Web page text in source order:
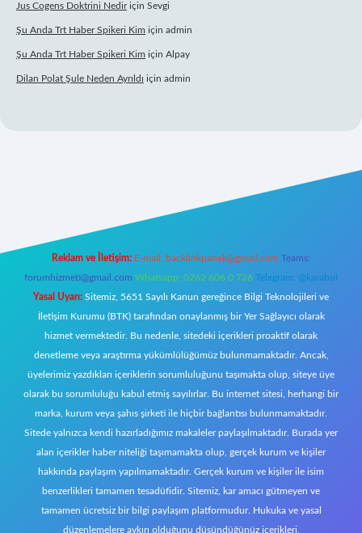
Jus Cogens Doktrini Nediriçin Sevgi
Şu Anda Trt Haber Spikeri Kim için admin
Şu Anda Trt Haber Spikeri Kim için Alpay
Dilan Polat Şule Neden Ayrıldı için admin
Reklam ve İletişim: E-mail: backlinkpaneli@gmail.com Teams:
forumhizmeti@gmail.com Whatsapp: 0262 606 0 726 Telegram: @karabul
Yasal Uyarı: Sitemiz, 5651 Sayılı Kanun gereğince Bilgi Teknolojileri ve
İletişim Kurumu (BTK) tarafından onaylanmış bir Yer Sağlayıcı olarak
hizmet vermektedir. Bu nedenle, sitedeki içerikleri proaktif olarak
denetleme veya araştırma yükümlülüğümüz bulunmamaktadır. Ancak,
üyelerimiz yazdıkları içeriklerin sorumluluğunu taşımakta olup, siteye üye
olarak bu sorumluluğu kabul etmiş sayılırlar. Bu internet sitesi, herhangi bir
marka, kurum veya şahıs şirketi ile hiçbir bağlantısı bulunmamaktadır.
Sitede yalnızca kendi hazırladığımız makaleler paylaşılmaktadır. Burada yer
alan içerikler haber niteliği taşımamakta olup, gerçek kurum ve kişiler
hakkında paylaşım yapılmamaktadır. Gerçek kurum ve kişiler ile isim
benzerlikleri tamamen tesadüfidir. Sitemiz, kar amacı gütmeyen ve
tamamen ücretsiz bir bilgi paylaşım platformudur. Hukuka ve yasal
düzenlemelere aykırı olduğunu düşündüğünüz içerikleri,